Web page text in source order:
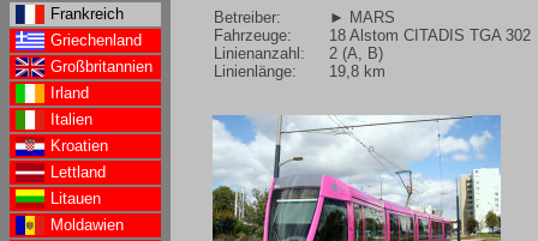
Frankreich
Griechenland
Großbritannien
Irland
Italien
Kroatien
Lettland
Litauen
Moldawien
Betreiber:
Fahrzeuge:
Linienanzahl:
Linienlänge:
► MARS
18 Alstom CITADIS TGA 302
2 (A, B)
19,8 km